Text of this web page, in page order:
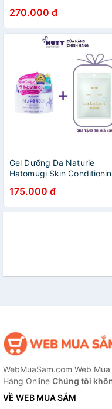
270.000 đ
Gel Dưỡng Da Naturie
Hatomugi Skin
175.000 đ
WebMuaSam.com Web
Hàng Online Chúng tôi
VỀ WEB MUA SẮM